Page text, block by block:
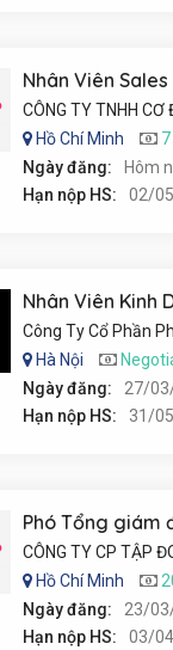
Nhân Viên Sales
CÔNG TY TNHH CƠ
Hồ Chí Minh
Ngày đăng:
Hôm
Hạn nộp HS:
02/
Nhân Viên Kinh
Công Ty Cổ Phần
Hà Nội
Ngày đăng:
27/
Hạn nộp HS:
31/
Phó Tổng giám
CÔNG TY CP TẬP
Hồ Chí Minh
Ngày đăng:
23/
Hạn nộp HS:
03/